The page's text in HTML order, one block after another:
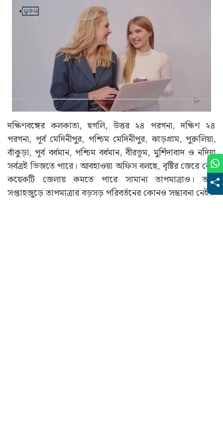
দক্ষিণবঙ্গের কলকাতা, হুগলি, উত্তর ২৪ পরগনা, দক্ষিণ ২৪
পরগনা, পূর্ব মেদিনীপুর, পশ্চিম মেদিনীপুর, ঝাড়গ্রাম, পুরুলিয়া,
বাঁকুড়া, পূর্ব বর্ধমান, পশ্চিম বর্ধমান, বীরভূম, মুর্শিদাবাদ ও নদিয়া
সর্বত্রই ভিজতে পারে। আবহাওয়া অফিস বলছে, বৃষ্টির জেরে বেশ
কয়েকটি জেলায় কমতে পারে সামান্য তাপমাত্রাও। তবে
সপ্তাহজুড়ে তাপমাত্রার বড়সড় পরিবর্তনের কোনও সম্ভাবনা নেই।